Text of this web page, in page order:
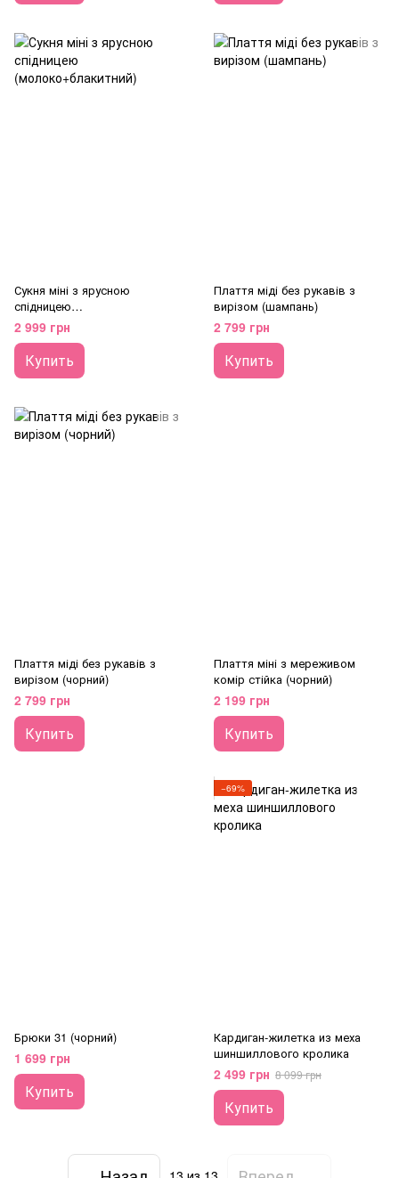
Сукня міні з ярусною
спідницею
(молоко+блакитний)
2 999 грн
Купить
Плаття міді без рукавів з
вирізом (шампань)
2 799 грн
Купить
Плаття міді без рукавів з
вирізом (чорний)
2 799 грн
Купить
Плаття міні з мереживом
комір стійка (чорний)
2 199 грн
Купить
Брюки 31 (чорний)
1 699 грн
Купить
−69%
Кардиган-жилетка из меха
шиншиллового кролика
2 499 грн 8 099 грн
Купить